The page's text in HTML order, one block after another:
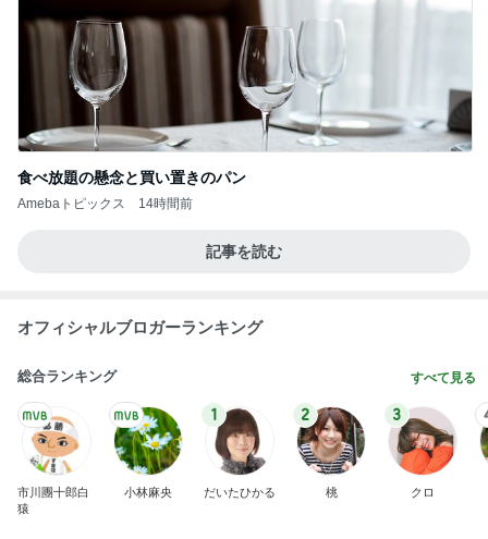
食べ放題の懸念と買い置きのパン
Amebaトピックス 14時間前
記事を読む
オフィシャルブロガーランキング
総合ランキング すべて見る
市川團十郎白
猿
小林麻央
1
だいたひかる
2
桃
3
クロ